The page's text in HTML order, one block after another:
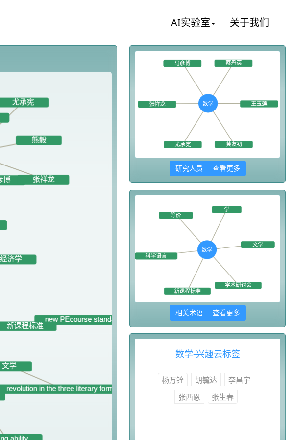
AI实验室 关于我们
研究人员 查看更多
相关术语 查看更多
数学-兴趣云标签
杨万铨 胡毓达
李昌宇
张西恩
张生春